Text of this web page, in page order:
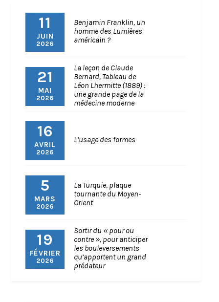
11
JUIN
2026
Benjamin Franklin, un
homme des Lumières
américain ?
21
MAI
2026
La leçon de Claude
Bernard, Tableau de
Léon Lhermitte (1889) :
une grande page de la
médecine moderne
16
AVRIL
2026
L’usage des formes
5
MARS
2026
La Turquie, plaque
tournante du Moyen-
Orient
19
FÉVRIER
2026
Sortir du « pour ou
contre », pour anticiper
les bouleversements
qu’apportent un grand
prédateur